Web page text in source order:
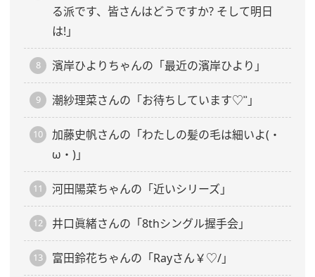
る派です、皆さんはどうですか? そして明日
は!」
濱岸ひよりちゃんの「最近の濱岸ひより」
潮紗理菜さんの「お待ちしています♡︎ʾʾ」
加藤史帆さんの「わたしの髪の毛は細いよ(・
ω・)」
河田陽菜ちゃんの「近いシリーズ」
井口眞緒さんの「8thシングル握手会」
富田鈴花ちゃんの「Rayさん￥♡/」